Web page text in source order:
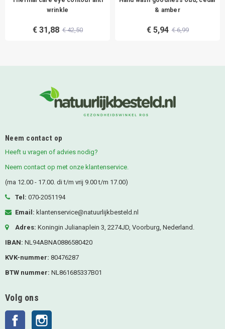
wrinkle
€ 31,88 € 42,50
& amber
€ 5,94 € 6,99
Neem contact op
Heeft u vragen of advies nodig?
Neem contact op met onze klantenservice.
(ma 12.00 - 17.00. di t/m vrij 9.00 t/m 17.00)
Tel: 070-2051194
Email: klantenservice@natuurlijkbesteld.nl
Adres: Koningin Julianaplein 3, 2274JD, Voorburg, Nederland.
IBAN: NL94ABNA0886580420
KVK-nummer: 80476287
BTW nummer: NL861685337B01
Volg ons
Facebook